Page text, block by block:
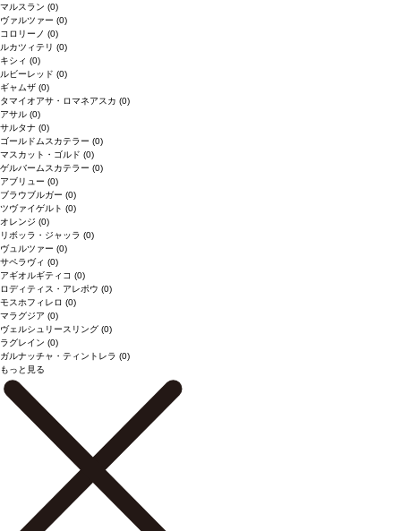
マルスラン (0)
ヴァルツァー (0)
コロリーノ (0)
ルカツィテリ (0)
キシィ (0)
ルビーレッド (0)
ギャムザ (0)
タマイオアサ・ロマネアスカ (0)
アサル (0)
サルタナ (0)
ゴールドムスカテラー (0)
マスカット・ゴルド (0)
ゲルバームスカテラー (0)
アブリュー (0)
ブラウブルガー (0)
ツヴァイゲルト (0)
オレンジ (0)
リボッラ・ジャッラ (0)
ヴュルツァー (0)
サペラヴィ (0)
アギオルギティコ (0)
ロディティス・アレポウ (0)
モスホフィレロ (0)
マラグジア (0)
ヴェルシュリースリング (0)
ラグレイン (0)
ガルナッチャ・ティントレラ (0)
もっと見る